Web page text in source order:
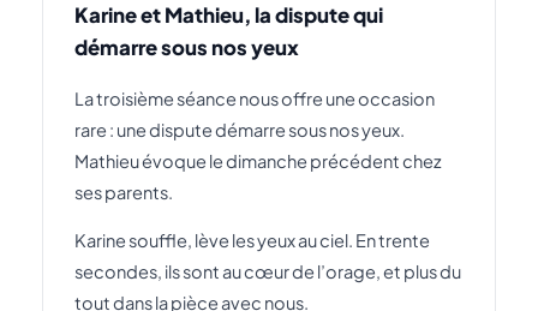
Karine et Mathieu, la dispute qui
démarre sous nos yeux
La troisième séance nous offre une occasion
rare : une dispute démarre sous nos yeux.
Mathieu évoque le dimanche précédent chez
ses parents.
Karine souffle, lève les yeux au ciel. En trente
secondes, ils sont au cœur de l’orage, et plus du
tout dans la pièce avec nous.